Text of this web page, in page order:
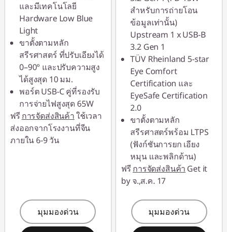
และมีเทคโนโลยี
Hardware Low Blue
Light
ขาตั้งตามหลัก
สรีรศาสตร์ ที่ปรับเอียงได้
0–90° และปรับความสูง
ได้สูงสุด 10 มม.
พอร์ต USB-C คู่ที่รองรับ
การจ่ายไฟสูงสุด 65W
ฟรี การจัดส่งสินค้าใช้เวลา
ส่งออกจากโรงงานที่จีน
ภายใน 6-9 วัน
มุมมองด่วน
สำหรับการถ่ายโอน
ข้อมูลเท่านั้น)
Upstream 1 x USB-B
3.2 Gen 1
TÜV Rheinland 5-star
Eye Comfort
Certification และ
EyeSafe Certification
2.0
ขาตั้งตามหลัก
สรีรศาสตร์พร้อม LTPS
(ฟังก์ชันการยก เอียง
หมุน และพลิกด้าน)
ฟรี การจัดส่งสินค้า Get it
by จ.,ส.ค. 17
มุมมองด่วน